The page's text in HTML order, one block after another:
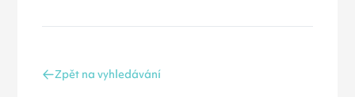
Zpět na vyhledávání